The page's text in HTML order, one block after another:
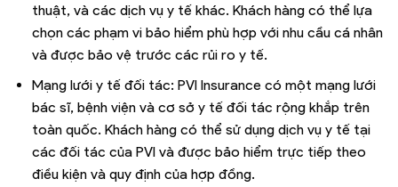
thuật, và các dịch vụ y tế khác. Khách hàng có thể lựa
chọn các phạm vi bảo hiểm phù hợp với nhu cầu cá nhân
và được bảo vệ trước các rủi ro y tế.
Mạng lưới y tế đối tác: PVI Insurance có một mạng lưới
bác sĩ, bệnh viện và cơ sở y tế đối tác rộng khắp trên
toàn quốc. Khách hàng có thể sử dụng dịch vụ y tế tại
các đối tác của PVI và được bảo hiểm trực tiếp theo
điều kiện và quy định của hợp đồng.